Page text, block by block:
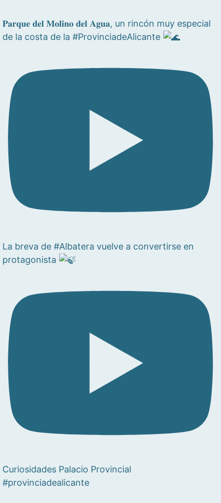
𝐏𝐚𝐫𝐪𝐮𝐞 𝐝𝐞𝐥 𝐌𝐨𝐥𝐢𝐧𝐨 𝐝𝐞𝐥 𝐀𝐠𝐮𝐚, un rincón muy especial
de la costa de la #ProvinciadeAlicante
La breva de #Albatera vuelve a convertirse en
protagonista
Curiosidades Palacio Provincial
#provinciadealicante